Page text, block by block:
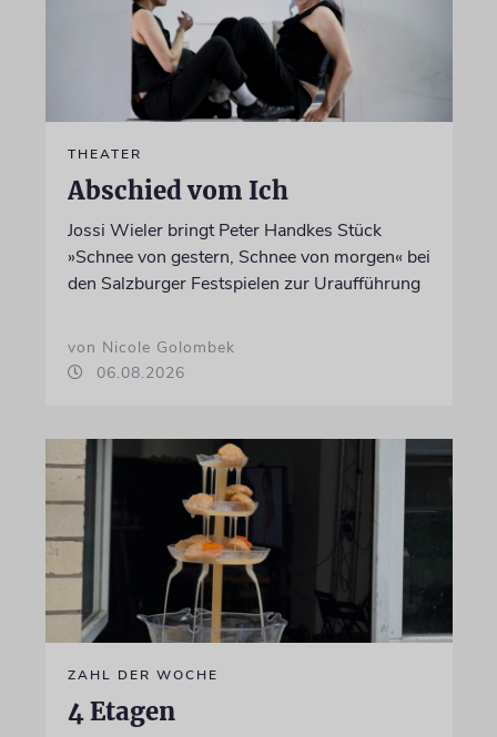
THEATER
Abschied vom Ich
Jossi Wieler bringt Peter Handkes Stück
»Schnee von gestern, Schnee von morgen« bei
den Salzburger Festspielen zur Uraufführung
von Nicole Golombek
06.08.2026
ZAHL DER WOCHE
4 Etagen